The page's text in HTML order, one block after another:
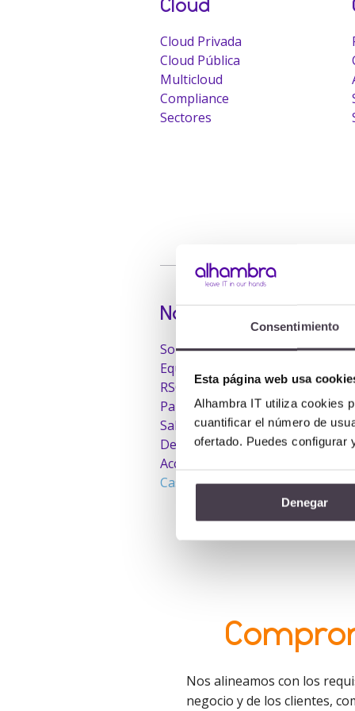
Consentimiento
Esta página web usa
Alhambra IT utiliza cookies
cuantificar el número de
ofertado. Puedes configurar
Denegar
Cloud
Cloud Privada
Cloud Pública
Multicloud
Compliance
Sectores
Nosotros
Sobre nosotros
Equipo
RSC
Partners
Sala de prensa
Delegaciones
Accionistas
Casos de éxito
Nos alineamos con los
negocio y de los clientes,